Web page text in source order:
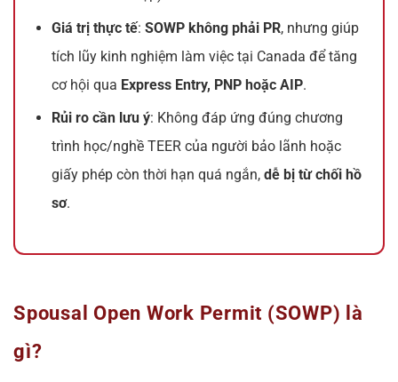
Giá trị thực tế:SOWP không phải PR, nhưng giúp
tích lũy kinh nghiệm làm việc tại Canada để tăng
cơ hội qua Express Entry, PNP hoặc AIP.
Rủi ro cần lưu ý: Không đáp ứng đúng chương
trình học/nghề TEER của người bảo lãnh hoặc
giấy phép còn thời hạn quá ngắn,dễ bị từ chối hồ
sơ.
Spousal Open Work Permit (SOWP) là
gì?